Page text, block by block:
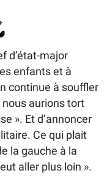
d’état-major
enfants et à
continue à souffler
aurions tort
». Et d’annoncer
Ce qui plait
la gauche à la
aller plus loin ».